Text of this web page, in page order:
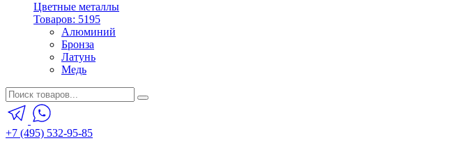
Цветные металлы
Товаров: 5195
Алюминий
Бронза
Латунь
Медь
+7 (495) 532-95-85